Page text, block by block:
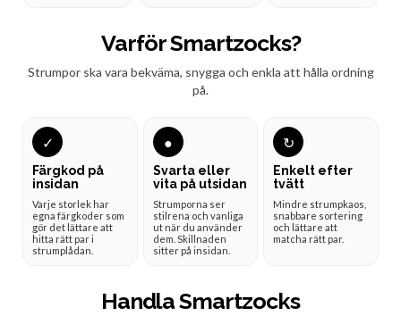
Varför Smartzocks?
Strumpor ska vara bekväma, snygga och enkla att hålla ordning
på.
✓
Färgkod på
insidan
Varje storlek har
egna färgkoder som
gör det lättare att
hitta rätt par i
strumplådan.
●
Svarta eller
vita på utsidan
Strumporna ser
stilrena och vanliga
ut när du använder
dem. Skillnaden
sitter på insidan.
↻
Enkelt efter
tvätt
Mindre strumpkaos,
snabbare sortering
och lättare att
matcha rätt par.
Handla Smartzocks